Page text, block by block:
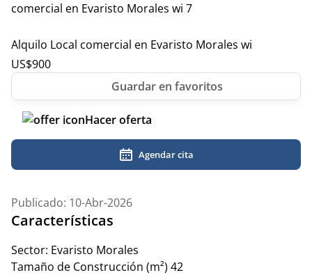
Alquilo Local comercial en Evaristo Morales wi
US$900
Hacer oferta
Agendar cita
Publicado: 10-Abr-2026
Características
Sector: Evaristo Morales
Tamaño de Construcción (m²) 42